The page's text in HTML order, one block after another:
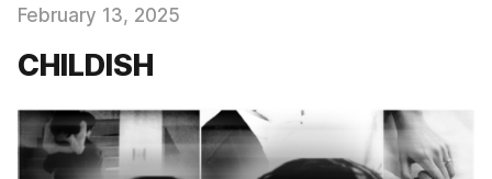
February 13, 2025
CHILDISH